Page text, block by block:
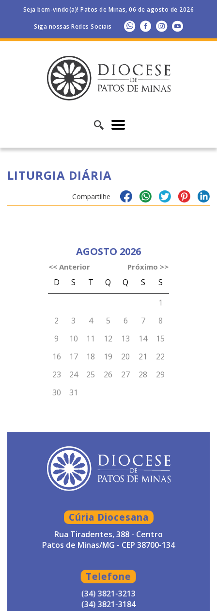
Seja bem-vindo(a)! Patos de Minas, 06 de agosto de 2026
Siga nossas Redes Sociais
LITURGIA DIÁRIA
Compartilhe
Cúria Diocesana
Rua Tiradentes, 388 - Centro
Patos de Minas/MG - CEP 38700-134
Telefone
(34) 3821-3213
(34) 3821-3184